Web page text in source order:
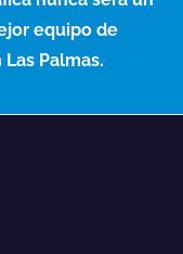
equipo de
Palmas.